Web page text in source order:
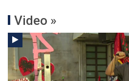
Video »